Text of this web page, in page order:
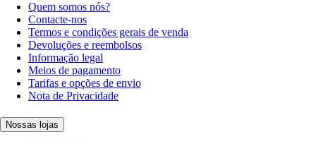
Quem somos nós?
Contacte-nos
Termos e condições gerais de venda
Devoluções e reembolsos
Informação legal
Meios de pagamento
Tarifas e opções de envio
Nota de Privacidade
Nossas lojas